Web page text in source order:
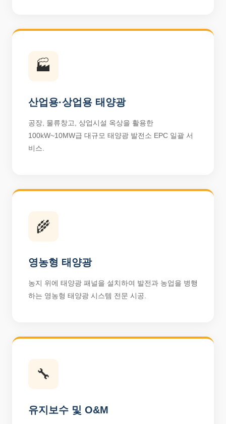
🏭
산업용·상업용 태양광
공장, 물류창고, 상업시설 옥상을 활용한
100kW~10MW급 대규모 태양광 발전소 EPC 일괄 서
비스.
🌾
영농형 태양광
농지 위에 태양광 패널을 설치하여 발전과 농업을 병행
하는 영농형 태양광 시스템 전문 시공.
🔧
유지보수 및 O&M